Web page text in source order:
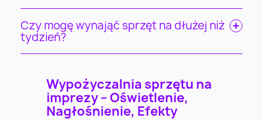
Czy mogę wynająć sprzęt na dłużej niż
tydzień?
Wypożyczalnia sprzętu na
imprezy – Oświetlenie,
Nagłośnienie, Efekty